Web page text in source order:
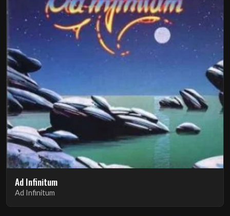
Ad Infinitum
Ad Infinitum